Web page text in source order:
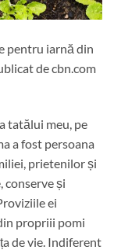
pentru iarnă din
de cbn.com
tatălui meu, pe
a fost persoana
prietenilor și
și
ei
propriii pomi
de vie. Indiferent